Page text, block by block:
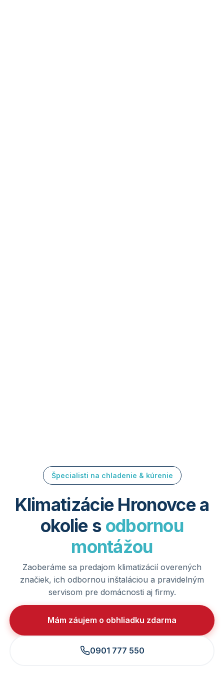
Špecialisti na chladenie & kúrenie
Klimatizácie Hronovce a
okolie s odbornou
montážou
Zaoberáme sa predajom klimatizácií overených
značiek, ich odbornou inštaláciou a pravidelným
servisom pre domácnosti aj firmy.
Mám záujem o obhliadku zdarma
0901 777 550